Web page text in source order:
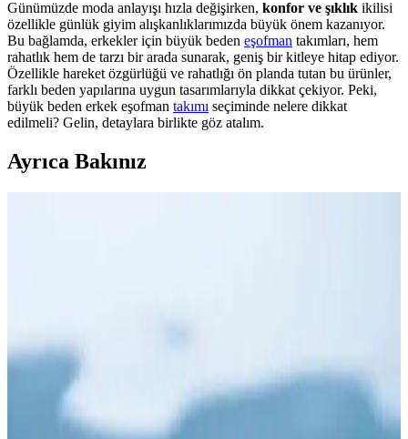
Günümüzde moda anlayışı hızla değişirken, konfor ve şıklık ikilisi
özellikle günlük giyim alışkanlıklarımızda büyük önem kazanıyor.
Bu bağlamda, erkekler için büyük beden eşofman takımları, hem
rahatlık hem de tarzı bir arada sunarak, geniş bir kitleye hitap ediyor.
Özellikle hareket özgürlüğü ve rahatlığı ön planda tutan bu ürünler,
farklı beden yapılarına uygun tasarımlarıyla dikkat çekiyor. Peki,
büyük beden erkek eşofman takımı seçiminde nelere dikkat
edilmeli? Gelin, detaylara birlikte göz atalım.
Ayrıca Bakınız
Raw Denim: Kumaş Özellikleri, Beden Seçimi,
Bakım ve Satın Alma Rehberi
Raw denim kumaşın özellikleri, çekme süreçleri, beden seçimi ve
bakım önerileri detaylı şekilde ele alınmaktadır. Kumaş türleri, renk
koruma yöntemleri ve satın alma politikaları da açıklanmaktadır.